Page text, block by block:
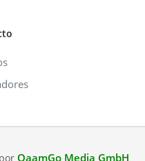
QaamGo Media GmbH